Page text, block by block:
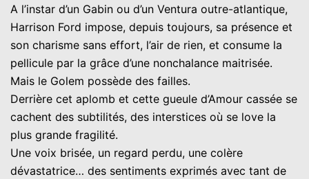
A l’instar d’un Gabin ou d’un Ventura outre-atlantique,
Harrison Ford impose, depuis toujours, sa présence et
son charisme sans effort, l’air de rien, et consume la
pellicule par la grâce d’une nonchalance maitrisée.
Mais le Golem possède des failles.
Derrière cet aplomb et cette gueule d’Amour cassée se
cachent des subtilités, des interstices où se love la
plus grande fragilité.
Une voix brisée, un regard perdu, une colère
dévastatrice… des sentiments exprimés avec tant de